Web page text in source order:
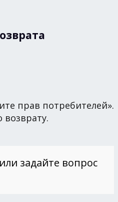
прав потребителей».
или задайте вопрос